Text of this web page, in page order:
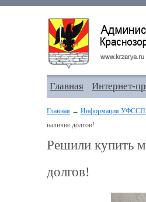
Главная Интернет-
Главная → Информация УФССП
наличие долгов!
Решили купить
долгов!